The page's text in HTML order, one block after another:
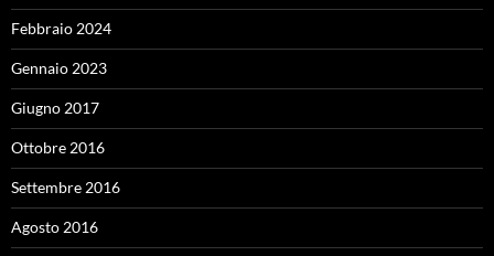
Febbraio 2024
Gennaio 2023
Giugno 2017
Ottobre 2016
Settembre 2016
Agosto 2016